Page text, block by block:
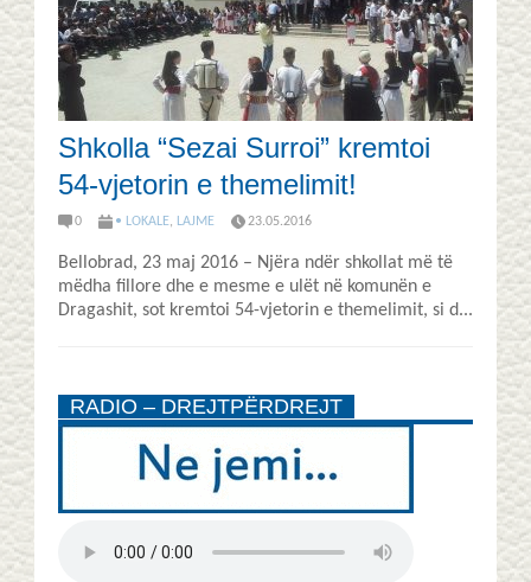
Shkolla “Sezai Surroi” kremtoi
54-vjetorin e themelimit!
0 • LOKALE, LAJME 23.05.2016
Bellobrad, 23 maj 2016 – Njëra ndër shkollat më të
mëdha fillore dhe e mesme e ulët në komunën e
Dragashit, sot kremtoi 54-vjetorin e themelimit, si d...
RADIO – DREJTPËRDREJT